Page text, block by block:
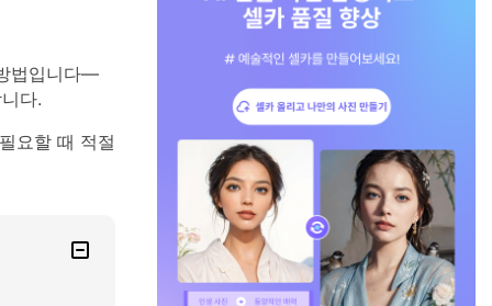
법입니다—
다.
요할 때 적절